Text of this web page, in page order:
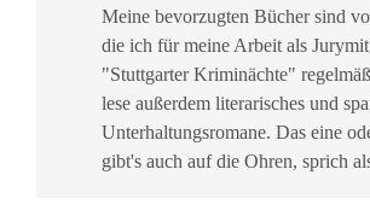
Meine bevorzugten Bücher sind
die ich für meine Arbeit als
"Stuttgarter Kriminächte"
lese außerdem literarisches und
Unterhaltungsromane. Das eine
gibt's auch auf die Ohren, sprich